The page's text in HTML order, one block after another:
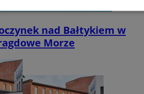
nad Bałtykiem w
Morze
Wydajność
Niesklasyfikowane